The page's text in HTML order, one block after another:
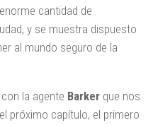
cantidad de
y se muestra dispuesto
al mundo seguro de la
la agente Barker que nos
próximo capítulo, el primero